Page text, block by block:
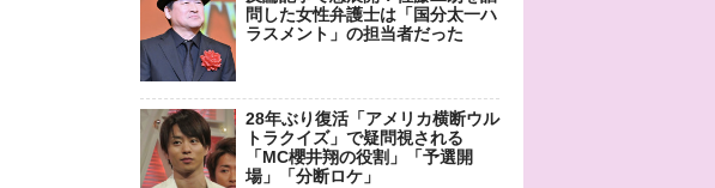
問した女性弁護士は「国分太一ハ
ラスメント」の担当者だった
28年ぶり復活「アメリカ横断ウル
トラクイズ」で疑問視される
「MC櫻井翔の役割」「予選開
場」「分断ロケ」